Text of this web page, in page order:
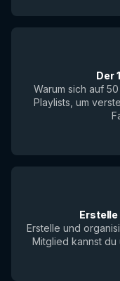
Der
Warum sich auf
Playlists, um
Erstelle
Erstelle und
Mitglied kannst